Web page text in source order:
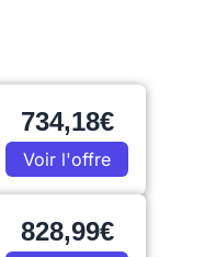
734,18€
Voir l'offre
828,99€